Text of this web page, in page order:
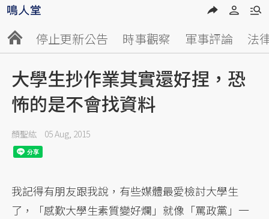
停止更新公告 時事觀察 軍事評論 法
大學生抄作業其實還好捏，恐
怖的是不會找資料
顏聖紘 05 Aug, 2015
我記得有朋友跟我說，有些媒體最愛檢討大學生
了，「感歎大學生素質變好爛」就像「罵政黨」一